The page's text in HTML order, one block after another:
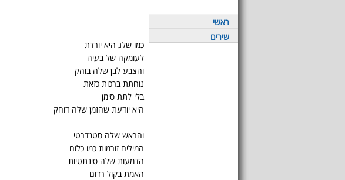
ראשי
שירים
כמו שלג היא יורדת
לעומקה של בעיה
והצבע לבן שלה בוהק
נוחתת ברכות כזאת
בלי לתת סימן
היא יודעת שהזמן שלה דוחק
והראש שלה סטנדרטי
המילים זורמות כמו כלום
הדמעות שלה סינתטיות
האמת בקול רדום